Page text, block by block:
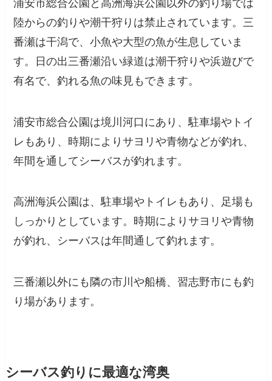
浦安市総合公園と高洲海浜公園以外の釣り場では
陸からの釣りや潮干狩りは禁止されています。三
番瀬は干潟で、小魚や大型の魚が生息していま
す。日の出三番瀬沿い緑道は潮干狩りや浜遊びで
有名で、釣れる魚の味見もできます。
浦安市総合公園は境川河口にあり、駐車場やトイ
レもあり、時期によりサヨリや青物などが釣れ、
年間を通してシーバスが釣れます。
高洲海浜公園は、駐車場やトイレもあり、足場も
しっかりとしています。時期によりサヨリや青物
が釣れ、シーバスは年間通して釣れます。
三番瀬以外にも隣の市川や船橋、習志野市にも釣
り場があります。
シーバス釣りに最適な湾奥